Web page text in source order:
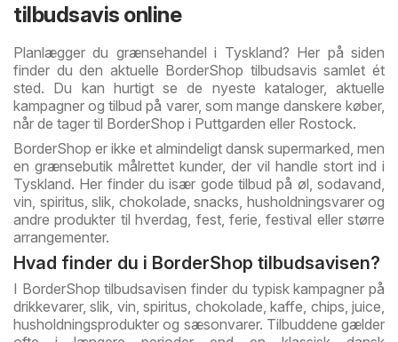
tilbudsavis online
Planlægger du grænsehandel i Tyskland? Her på siden
finder du den aktuelle BorderShop tilbudsavis samlet ét
sted. Du kan hurtigt se de nyeste kataloger, aktuelle
kampagner og tilbud på varer, som mange danskere køber,
når de tager til BorderShop i Puttgarden eller Rostock.
BorderShop er ikke et almindeligt dansk supermarked, men
en grænsebutik målrettet kunder, der vil handle stort ind i
Tyskland. Her finder du især gode tilbud på øl, sodavand,
vin, spiritus, slik, chokolade, snacks, husholdningsvarer og
andre produkter til hverdag, fest, ferie, festival eller større
arrangementer.
Hvad finder du i BorderShop tilbudsavisen?
I BorderShop tilbudsavisen finder du typisk kampagner på
drikkevarer, slik, vin, spiritus, chokolade, kaffe, chips, juice,
husholdningsprodukter og sæsonvarer. Tilbuddene gælder